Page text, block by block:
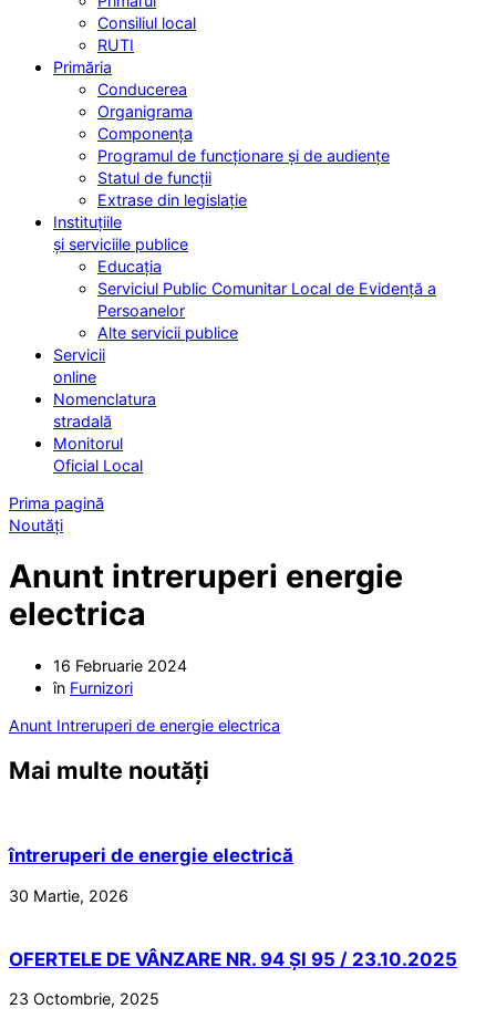
Consiliul local
RUTI
Primăria
Conducerea
Organigrama
Componența
Programul de funcționare și de audiențe
Statul de funcții
Extrase din legislație
Instituțiile
și serviciile publice
Educația
Serviciul Public Comunitar Local de Evidență a
Persoanelor
Alte servicii publice
Servicii
online
Nomenclatura
stradală
Monitorul
Oficial Local
Prima pagină
Noutăți
Anunt intreruperi energie
electrica
16 Februarie 2024
în Furnizori
Anunt Intreruperi de energie electrica
Mai multe noutăți
întreruperi de energie electrică
30 Martie, 2026
OFERTELE DE VÂNZARE NR. 94 ȘI 95 / 23.10.2025
23 Octombrie, 2025